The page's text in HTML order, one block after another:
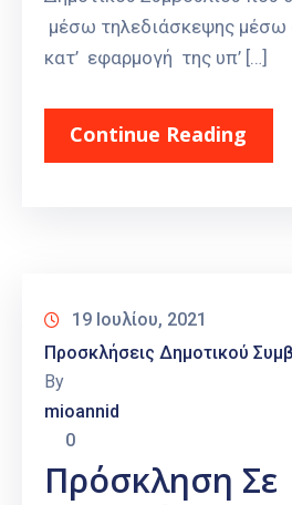
μέσω τηλεδιάσκεψης μέσω
κατ’ εφαρμογή της υπ’ […]
Continue Reading
19 Ιουλίου, 2021
Προσκλήσεις Δημοτικού
By
mioannid
0
Πρόσκληση Σε